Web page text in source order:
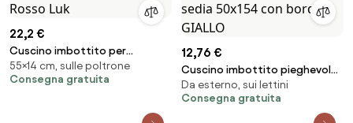
22,2 €
Cuscino imbottito per
poltrona relax sdraio - Rosso
Luk
55×14 cm, sulle poltrone
Consegna gratuita
12,76 €
Cuscino imbottito pieghevole
copri sdraio sedia 50x154 con
bordino GIALLO
Da esterno, sui lettini
Consegna gratuita